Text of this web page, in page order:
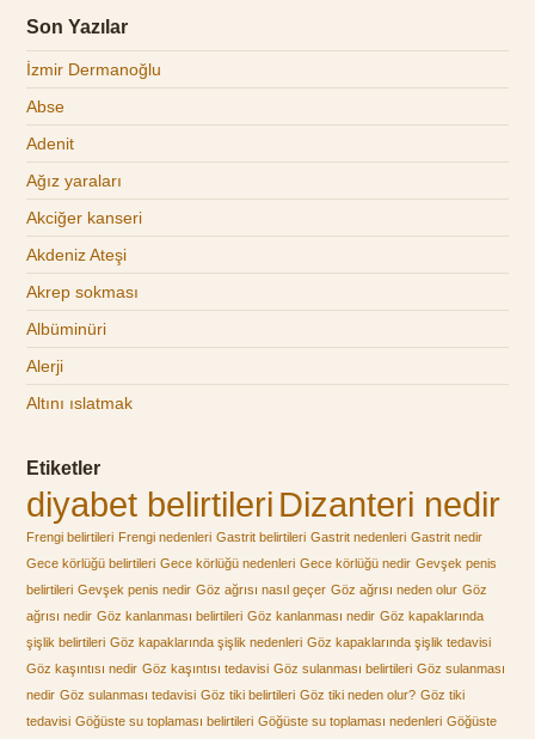
Son Yazılar
İzmir Dermanoğlu
Abse
Adenit
Ağız yaraları
Akciğer kanseri
Akdeniz Ateşi
Akrep sokması
Albüminüri
Alerji
Altını ıslatmak
Etiketler
diyabet belirtileri Dizanteri nedir
Frengi belirtileri Frengi nedenleri Gastrit belirtileri Gastrit nedenleri Gastrit nedir
Gece körlüğü belirtileri Gece körlüğü nedenleri Gece körlüğü nedir Gevşek penis
belirtileri Gevşek penis nedir Göz ağrısı nasıl geçer Göz ağrısı neden olur Göz
ağrısı nedir Göz kanlanması belirtileri Göz kanlanması nedir Göz kapaklarında
şişlik belirtileri Göz kapaklarında şişlik nedenleri Göz kapaklarında şişlik tedavisi
Göz kaşıntısı nedir Göz kaşıntısı tedavisi Göz sulanması belirtileri Göz sulanması
nedir Göz sulanması tedavisi Göz tiki belirtileri Göz tiki neden olur? Göz tiki
tedavisi Göğüste su toplaması belirtileri Göğüste su toplaması nedenleri Göğüste